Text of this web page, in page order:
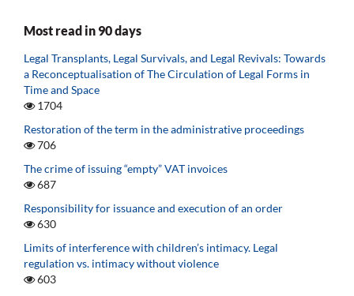
Most read in 90 days
Legal Transplants, Legal Survivals, and Legal Revivals: Towards
a Reconceptualisation of The Circulation of Legal Forms in
Time and Space
1704
Restoration of the term in the administrative proceedings
706
The crime of issuing “empty” VAT invoices
687
Responsibility for issuance and execution of an order
630
Limits of interference with children’s intimacy. Legal
regulation vs. intimacy without violence
603